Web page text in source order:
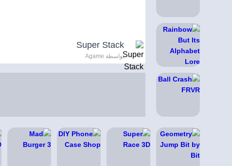
Super Stack
بواسطة Agame